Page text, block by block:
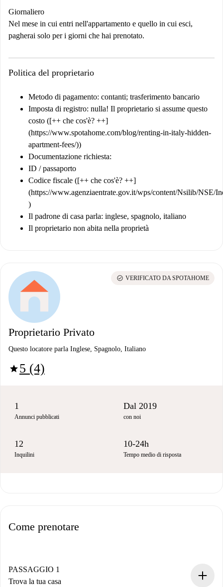
Giornaliero
Nel mese in cui entri nell'appartamento e quello in cui esci,
pagherai solo per i giorni che hai prenotato.
Politica del proprietario
Metodo di pagamento: contanti; trasferimento bancario
Imposta di registro: nulla! Il proprietario si assume questo
costo ([++ che cos'è? ++]
(https://www.spotahome.com/blog/renting-in-italy-hidden-
apartment-fees/))
Documentazione richiesta:
ID / passaporto
Codice fiscale ([++ che cos'è? ++]
(https://www.agenziaentrate.gov.it/wps/content/Nsilib/NSE/
)
Il padrone di casa parla: inglese, spagnolo, italiano
Il proprietario non abita nella proprietà
Proprietario Privato
Questo locatore parla Inglese, Spagnolo, Italiano
star5 (4)
check_circle VERIFICATO DA SPOTAHOME
1
Annunci pubblicati
Dal 2019
con noi
12
Inquilini
10-24h
Tempo medio di risposta
Come prenotare
PASSAGGIO 1
Trova la tua casa